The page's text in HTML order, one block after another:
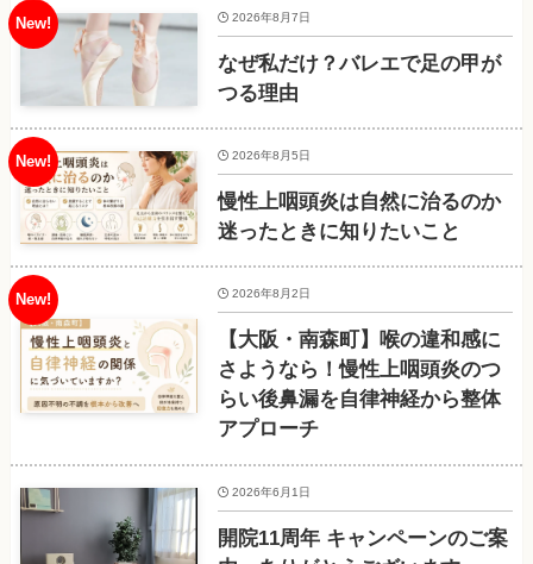
なぜ私だけ？バレエで足の甲が
つる理由
2026年8月7日
慢性上咽頭炎は自然に治るのか
迷ったときに知りたいこと
2026年8月5日
【大阪・南森町】喉の違和感に
さようなら！慢性上咽頭炎のつ
らい後鼻漏を自律神経から整体
アプローチ
2026年8月2日
開院11周年 キャンペーンのご案
2026年6月1日